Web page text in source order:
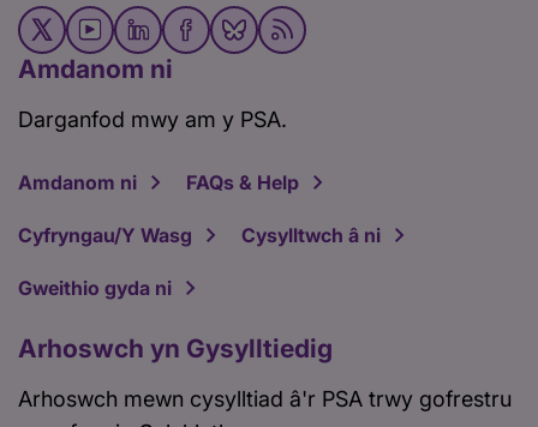
Amdanom ni
Darganfod mwy am y PSA.
Amdanom ni FAQs & Help
Cyfryngau/Y Wasg Cysylltwch â ni
Gweithio gyda ni
Arhoswch yn Gysylltiedig
Arhoswch mewn cysylltiad â'r PSA trwy gofrestru